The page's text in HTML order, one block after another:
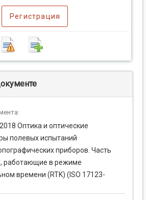
Регистрация
Оптика и оптические
полевых испытаний
приборов. Часть
работающие в режиме
времени (RTK) (ISO 17123-